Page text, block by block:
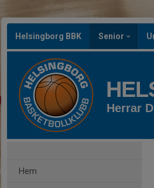
Helsingborg BBK Senior
Herrar
Hem